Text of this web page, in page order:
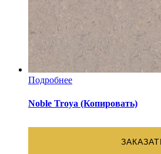
Подробнее
Noble Troya (Копировать)